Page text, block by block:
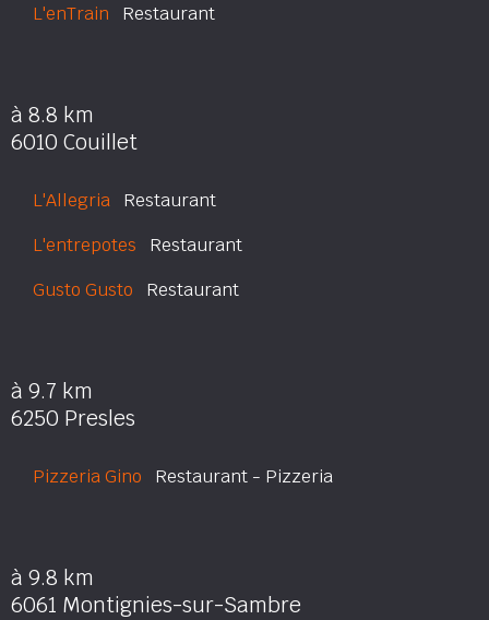
L'enTrain Restaurant
à 8.8 km
6010 Couillet
L'Allegria Restaurant
L'entrepotes Restaurant
Gusto Gusto Restaurant
à 9.7 km
6250 Presles
Pizzeria Gino Restaurant - Pizzeria
à 9.8 km
6061 Montignies-sur-Sambre